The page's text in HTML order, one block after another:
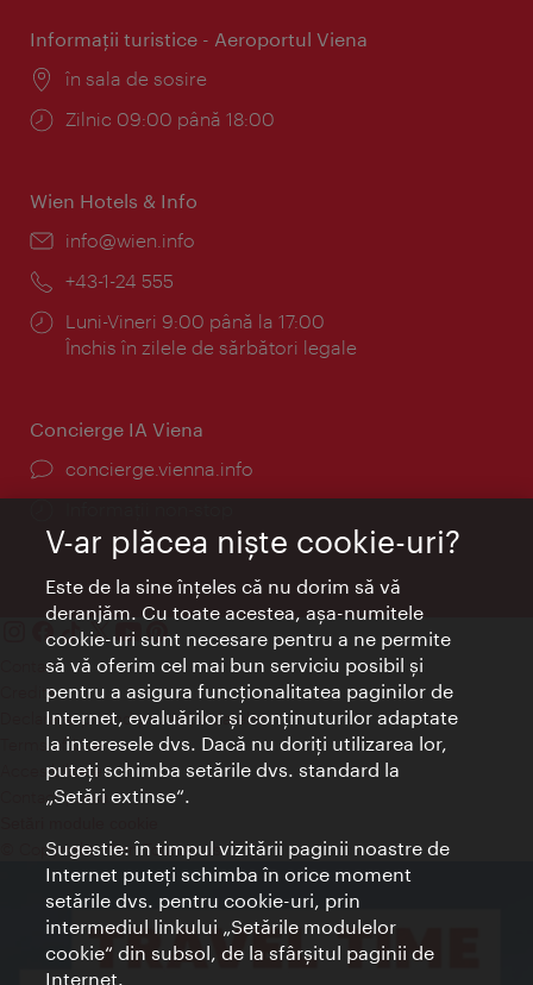
Informaţii turistice - Aeroportul Viena
Locul:
în sala de sosire
Program:
Zilnic 09:00 până 18:00
Wien Hotels & Info
E-
info@wien.info
Telefon:
+43-1-24 555
Program:
Luni-Vineri 9:00 până la 17:00
Închis în zilele de sărbători legale
Concierge IA Viena
concierge.vienna.info
Contact
Credits
Declaraţie privind protecţia datelor
Terms of Use
Accesibilitate
Contact presa
© Copyright Wien Tourismus
V-ar plăcea nişte cookie-uri?
Este de la sine înţeles că nu dorim să vă
deranjăm. Cu toate acestea, aşa-numitele
cookie-uri sunt necesare pentru a ne permite
să vă oferim cel mai bun serviciu posibil şi
pentru a asigura funcţionalitatea paginilor de
Internet, evaluărilor şi conţinuturilor adaptate
la interesele dvs. Dacă nu doriţi utilizarea lor,
puteţi schimba setările dvs. standard la
„Setări extinse“.
Sugestie: în timpul vizitării paginii noastre de
Internet puteţi schimba în orice moment
setările dvs. pentru cookie-uri, prin
intermediul linkului „Setările modulelor
cookie“ din subsol, de la sfârşitul paginii de
Internet.